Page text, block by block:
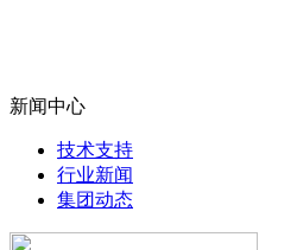
新闻中心
技术支持
行业新闻
集团动态